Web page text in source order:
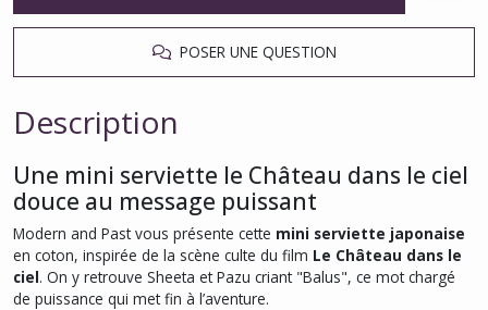
POSER UNE QUESTION
Description
Une mini serviette le Château dans le ciel
douce au message puissant
Modern and Past vous présente cette mini serviette japonaise
en coton, inspirée de la scène culte du film Le Château dans le
ciel. On y retrouve Sheeta et Pazu criant "Balus", ce mot chargé
de puissance qui met fin à l’aventure.